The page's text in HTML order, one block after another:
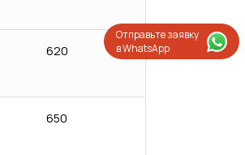
Отправьте заявку
в WhatsApp
620
650